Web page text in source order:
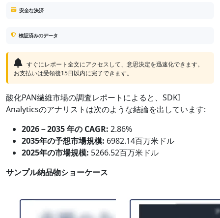
安全な決済
検証済みのデータ
すぐにレポート全文にアクセスして、意思決定を迅速化できます。
お支払いは受領後15日以内に完了できます。
酸化PAN繊維市場の調査レポートによると、SDKI
Analyticsのアナリストは次のような結論を出しています:
2026－2035 年の CAGR: 2.86%
2035年の予想市場規模: 6982.14百万米ドル
2025年の市場規模: 5266.52百万米ドル
サンプル納品物ショーケース